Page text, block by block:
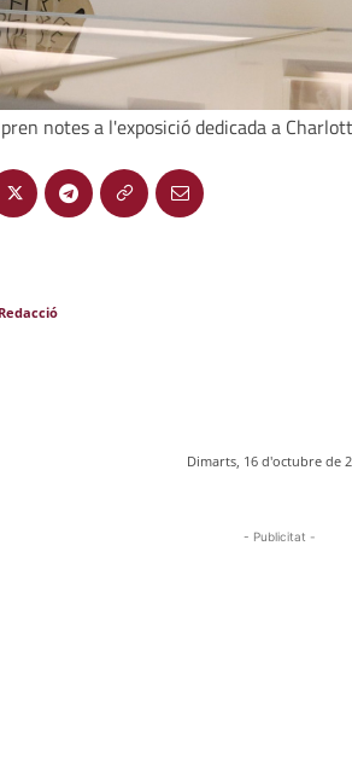
notes a l'exposició dedicada a
Redacció
Dimarts, 16 d'octubre de
- Publicitat -